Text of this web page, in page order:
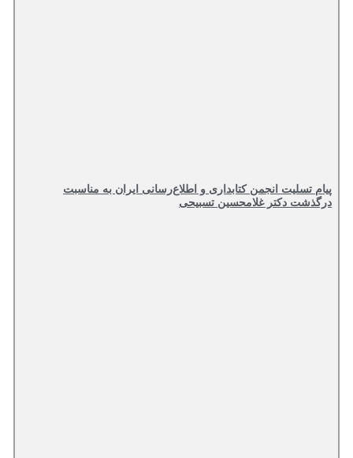
پیام تسلیت انجمن کتابداری و اطلاع‌رسانی ایران به مناسبت
درگذشت دکتر غلامحسین تسبیحی